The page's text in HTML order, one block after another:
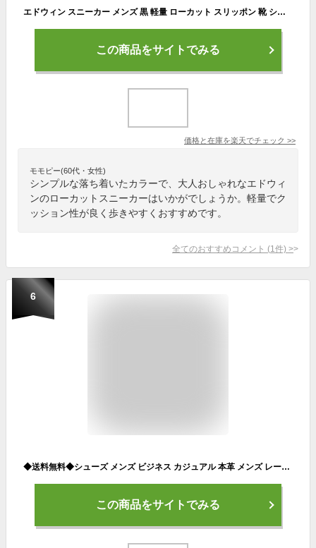
エドウィン スニーカー メンズ 黒 軽量 ローカット スリッポン 靴 シューズ 軽い ローカットスニーカー メンズスニーカー ブラック ブラウン 歩きやすい おしゃれ かっこいい 小さいサイズ 大きいサイズ 大人 男性 通勤 通学 中学生 高校生 edwin EDW-7035
この商品をサイトでみる
価格と在庫を楽天でチェック >>
モモピー(60代・女性)
シンプルな落ち着いたカラーで、大人おしゃれなエドウィ
ンのローカットスニーカーはいかがでしょうか。軽量でク
ッション性が良く歩きやすくおすすめです。
全てのおすすめコメント (1 件) >
6
◆送料無料◆シューズ メンズ ビジネス カジュアル 本革 メンズ レースアップ ウォーキングシューズ フォーマル 結婚式 カジュアル ショートブーツ 革靴 皮靴 大きいサイズ
この商品をサイトでみる